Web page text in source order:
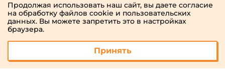
Продолжая использовать наш сайт, вы даете согласие
на обработку файлов cookie и пользовательских
данных. Вы можете запретить это в настройках
браузера.
Принять